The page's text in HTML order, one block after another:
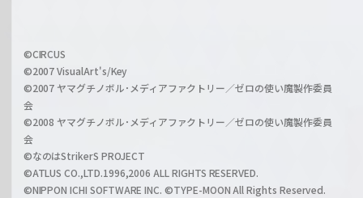
a
r
z
i
l
h
a
©CIRCUS
©2007 VisualArt's/Key
©2007 ヤマグチノボル･メディアファクトリー／ゼロの使い魔製作委員
会
©2008 ヤマグチノボル･メディアファクトリー／ゼロの使い魔製作委員
会
©なのはStrikerS PROJECT
©ATLUS CO.,LTD.1996,2006 ALL RIGHTS RESERVED.
©NIPPON ICHI SOFTWARE INC. ©TYPE-MOON All Rights Reserved.